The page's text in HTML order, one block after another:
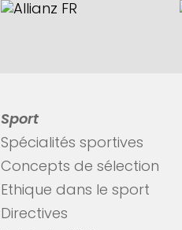
Sport
Spécialités sportives
Concepts de sélection
Ethique dans le sport
Directives